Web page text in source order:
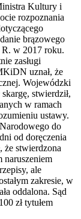
Kultury i
rozpoznania
brązowego
w 2017 roku.
zasługi
uznał, że
Wojewódzki
stwierdził,
w ramach
ustawy.
do
od doręczenia
że stwierdzona
naruszeniem
ale
zakresie, w
oddalona. Sąd
zł tytułem